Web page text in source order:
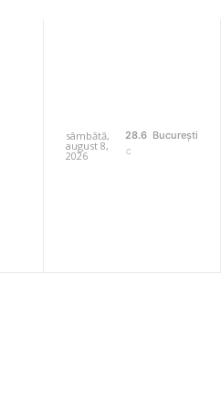
sâmbătă,
august 8,
2026
28.6
C
București